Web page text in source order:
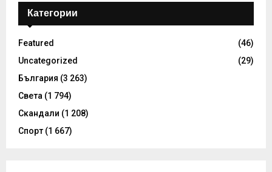
Категории
Featured
(46)
Uncategorized
(29)
България (3 263)
Света (1 794)
Скандали (1 208)
Спорт (1 667)